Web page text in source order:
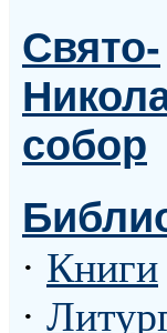
Свято-
собор
· Книги
·